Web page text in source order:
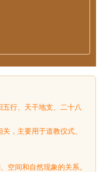
行、天干地支、二十八
，主要用于道教仪式、
空间和自然现象的关系。